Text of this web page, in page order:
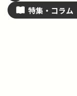
特集・ コラム